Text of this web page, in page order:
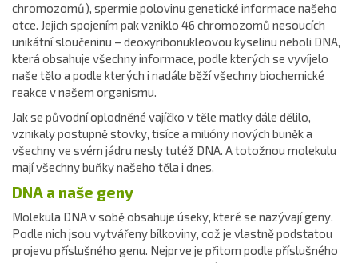
chromozomů), spermie polovinu genetické informace našeho
otce. Jejich spojením pak vzniklo 46 chromozomů nesoucích
unikátní sloučeninu – deoxyribonukleovou kyselinu neboli DNA,
která obsahuje všechny informace, podle kterých se vyvíjelo
naše tělo a podle kterých i nadále běží všechny biochemické
reakce v našem organismu.
Jak se původní oplodněné vajíčko v těle matky dále dělilo,
vznikaly postupně stovky, tisíce a milióny nových buněk a
všechny ve svém jádru nesly tutéž DNA. A totožnou molekulu
mají všechny buňky našeho těla i dnes.
DNA a naše geny
Molekula DNA v sobě obsahuje úseky, které se nazývají geny.
Podle nich jsou vytvářeny bílkoviny, což je vlastně podstatou
projevu příslušného genu. Nejprve je přitom podle příslušného